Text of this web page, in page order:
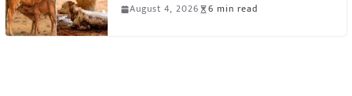
August 4, 2026 6 min read